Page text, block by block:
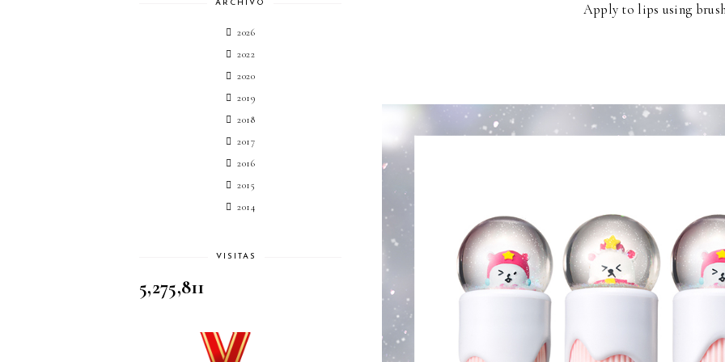
Apply to lips using
ARCHIVO
2026
2022
2020
2019
2018
2017
2016
2015
2014
VISITAS
5,275,811